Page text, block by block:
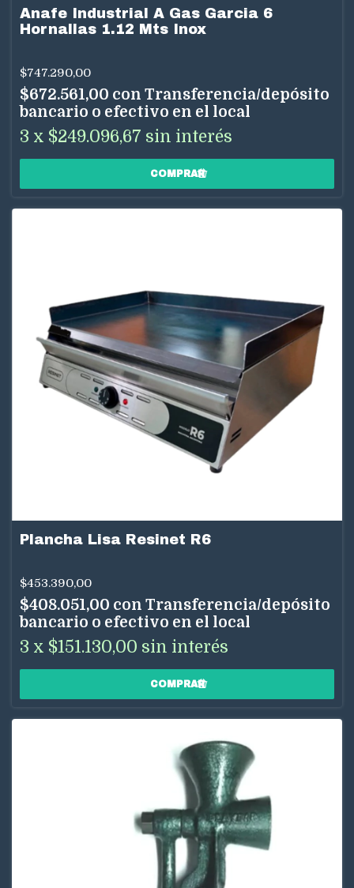
Anafe Industrial A Gas Garcia 6
Hornallas 1.12 Mts Inox
$747.290,00
$672.561,00 con Transferencia/depósito
bancario o efectivo en el local
3 x $249.096,67 sin interés
Plancha Lisa Resinet R6
$453.390,00
$408.051,00 con Transferencia/depósito
bancario o efectivo en el local
3 x $151.130,00 sin interés